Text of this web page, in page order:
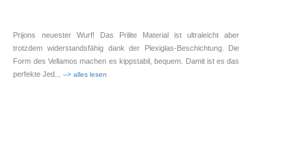
Prijons neuester Wurf! Das Prilite Material ist ultraleicht aber
trotzdem widerstandsfähig dank der Plexiglas-Beschichtung. Die
Form des Vellamos machen es kippstabil, bequem. Damit ist es das
perfekte Jed... --> alles lesen